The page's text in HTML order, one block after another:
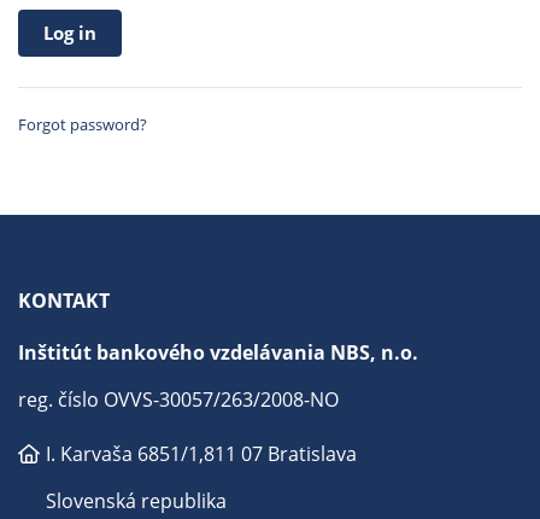
Forgot password?
KONTAKT
Inštitút bankového vzdelávania NBS, n.o.
reg. číslo OVVS-30057/263/2008-NO
I. Karvaša 6851/1,811 07 Bratislava
Slovenská republika